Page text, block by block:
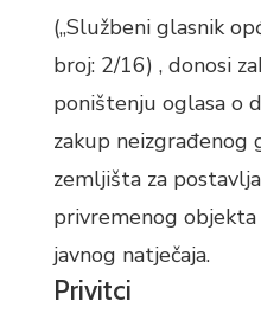
(„Službeni glasnik
broj: 2/16) , donosi
poništenju oglasa o
zakup neizgrađenog
zemljišta za
privremenog
javnog natječaja.
Privitci